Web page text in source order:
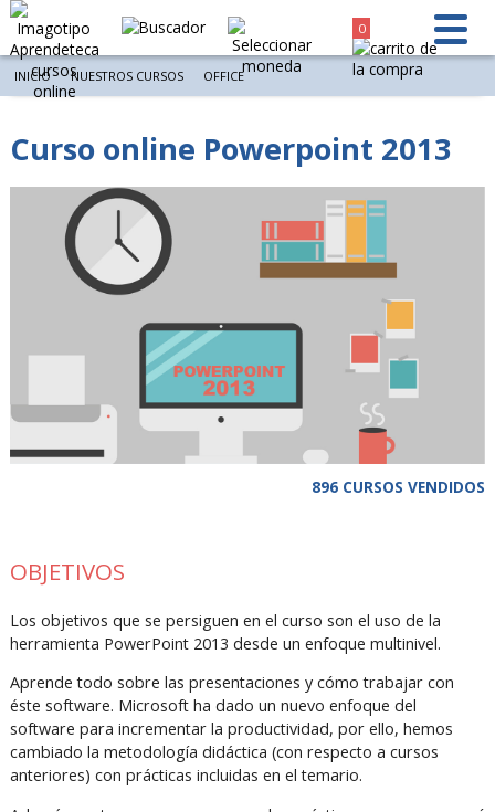
0
INICIO NUESTROS CURSOS OFFICE
Curso online Powerpoint 2013
896 CURSOS VENDIDOS
OBJETIVOS
Los objetivos que se persiguen en el curso son el uso de la
herramienta PowerPoint 2013 desde un enfoque multinivel.
Aprende todo sobre las presentaciones y cómo trabajar con
éste software. Microsoft ha dado un nuevo enfoque del
software para incrementar la productividad, por ello, hemos
cambiado la metodología didáctica (con respecto a cursos
anteriores) con prácticas incluidas en el temario.